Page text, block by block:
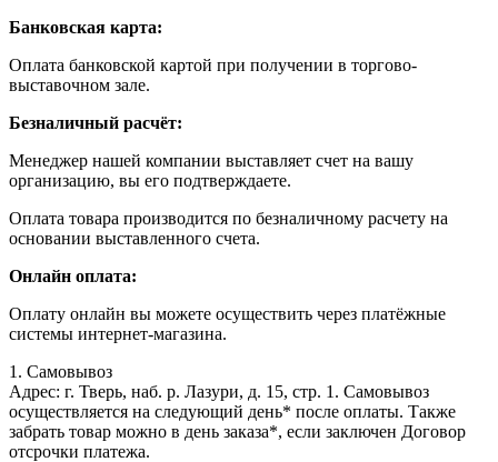
Банковская карта:
Оплата банковской картой при получении в торгово-
выставочном зале.
Безналичный расчёт:
Менеджер нашей компании выставляет счет на вашу
организацию, вы его подтверждаете.
Оплата товара производится по безналичному расчету на
основании выставленного счета.
Онлайн оплата:
Оплату онлайн вы можете осуществить через платёжные
системы интернет-магазина.
1. Самовывоз
Адрес: г. Тверь, наб. р. Лазури, д. 15, стр. 1. Самовывоз
осуществляется на следующий день* после оплаты. Также
забрать товар можно в день заказа*, если заключен Договор
отсрочки платежа.